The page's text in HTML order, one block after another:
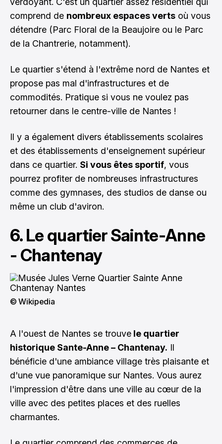
comprend de nombreux espaces verts où vous
détendre (Parc Floral de la Beaujoire ou le Parc
de la Chantrerie, notamment).
Le quartier s'étend à l'extrême nord de Nantes et
propose pas mal d'infrastructures et de
commodités. Pratique si vous ne voulez pas
retourner dans le centre-ville de Nantes !
Il y a également divers établissements scolaires
et des établissements d'enseignement supérieur
dans ce quartier. Si vous êtes sportif, vous
pourrez profiter de nombreuses infrastructures
comme des gymnases, des studios de danse ou
même un club d'aviron.
6. Le quartier Sainte-Anne
- Chantenay
© Wikipedia
A l'ouest de Nantes se trouve le quartier
historique Sante-Anne – Chantenay. Il
bénéficie d'une ambiance village très plaisante et
d'une vue panoramique sur Nantes. Vous aurez
l'impression d'être dans une ville au cœur de la
ville avec des petites places et des ruelles
charmantes.